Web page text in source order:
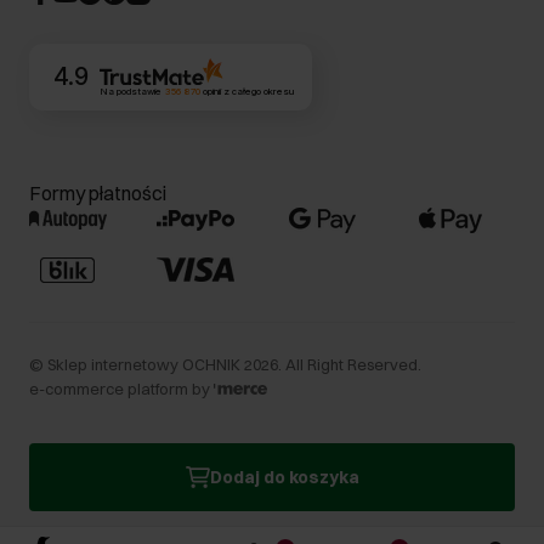
Dodaj do koszyka
4.9
Na podstawie 356 870opinii z całego okresu
Formy płatności
© Sklep internetowy OCHNIK 2026 . All Right Reserved.
e-commerce platform by